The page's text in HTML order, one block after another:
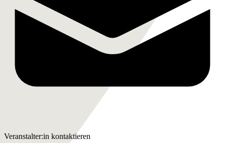
Veranstalter:in kontaktieren